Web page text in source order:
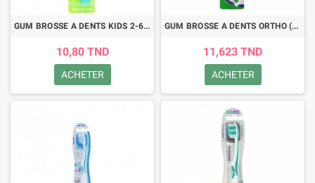
GUM BROSSE A DENTS KIDS 2-6 ANS (901)
10,80 TND
ACHETER
GUM BROSSE A DENTS ORTHO (124)
11,623 TND
ACHETER